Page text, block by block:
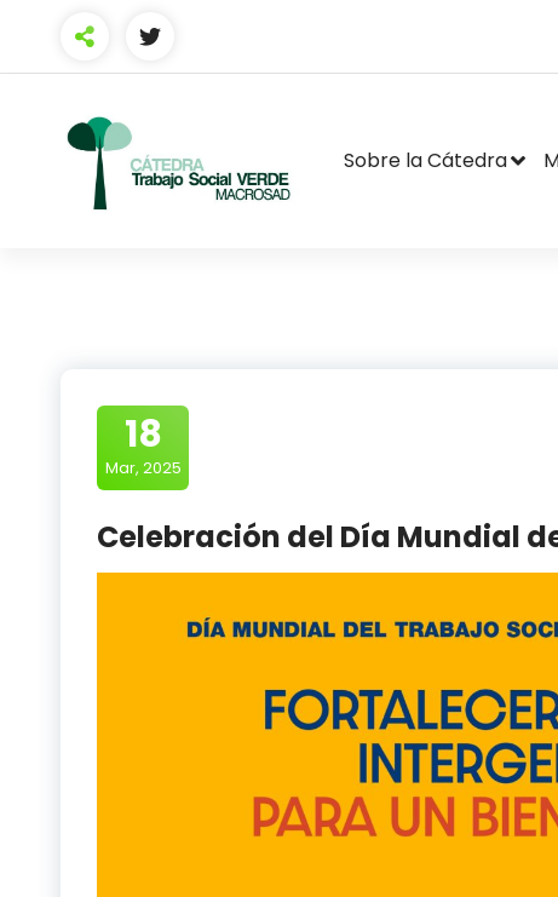
content
Sobre la Cátedra
18
Mar, 2025
Celebración del Día Mundial